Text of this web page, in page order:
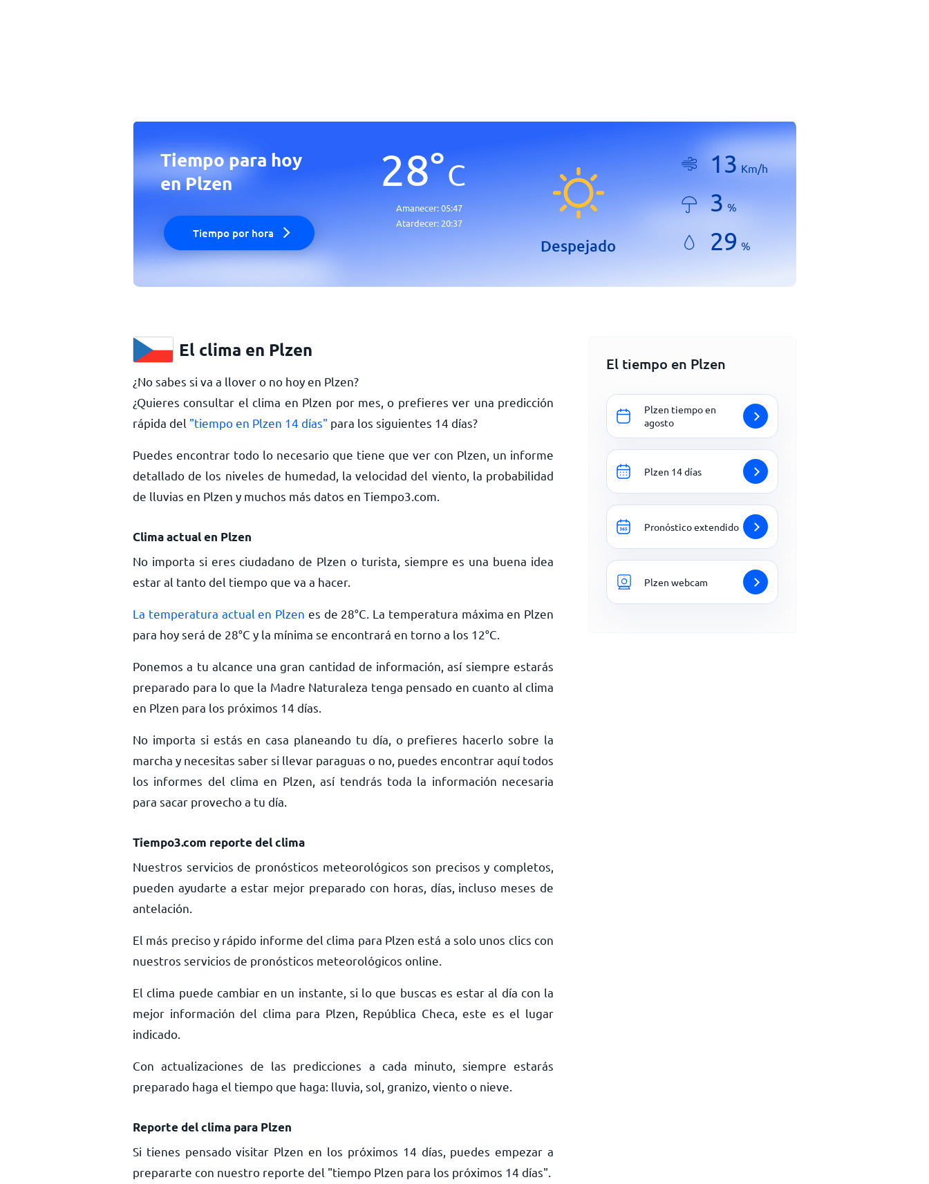
Tiempo para hoy
en Plzen
Tiempo por hora
28°C
Amanecer:05:47
Atardecer: 20:37
Despejado
13 Km/h
3 %
29 %
El clima en Plzen
¿No sabes si va a llover o no hoy en Plzen?
¿Quieres consultar el clima en Plzen por mes, o prefieres ver una predicción
rápida del "tiempo en Plzen 14 días" para los siguientes 14 días?
Puedes encontrar todo lo necesario que tiene que ver con Plzen, un informe
detallado de los niveles de humedad, la velocidad del viento, la probabilidad
de lluvias en Plzen y muchos más datos en Tiempo3.com.
Clima actual en Plzen
No importa si eres ciudadano de Plzen o turista, siempre es una buena idea
estar al tanto del tiempo que va a hacer.
La temperatura actual en Plzen es de 28°C . La temperatura máxima en Plzen
para hoy será de 28°C y la mínima se encontrará en torno a los 12°C
Ponemos a tu alcance una gran cantidad de información, así siempre estarás
preparado para lo que la Madre Naturaleza tenga pensado en cuanto al clima
en Plzen para los próximos 14 días.
No importa si estás en casa planeando tu día, o prefieres hacerlo sobre la
marcha y necesitas saber si llevar paraguas o no, puedes encontrar aquí todos
los informes del clima en Plzen, así tendrás toda la información necesaria
para sacar provecho a tu día.
Tiempo3.com reporte del clima
Nuestros servicios de pronósticos meteorológicos son precisos y completos,
pueden ayudarte a estar mejor preparado con horas, días, incluso meses de
antelación.
El más preciso y rápido informe del clima para Plzen está a solo unos clics con
nuestros servicios de pronósticos meteorológicos online.
El clima puede cambiar en un instante, si lo que buscas es estar al día con la
mejor información del clima para Plzen, República Checa, este es el lugar
indicado.
Con actualizaciones de las predicciones a cada minuto, siempre estarás
preparado haga el tiempo que haga: lluvia, sol, granizo, viento o nieve.
Reporte del clima para Plzen
Si tienes pensado visitar Plzen en los próximos 14 días, puedes empezar a
prepararte con nuestro reporte del "tiempo Plzen para los próximos 14 días".
El tiempo en Plzen
Plzen tiempo en
agosto
Plzen 14 días
Pronóstico extendido
Plzen webcam